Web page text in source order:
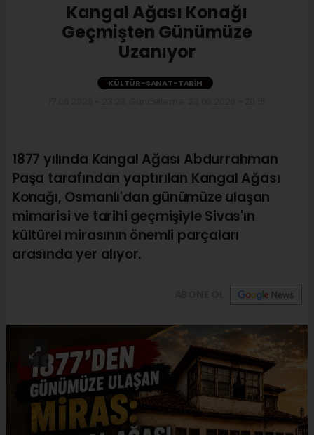
Kangal Ağası Konağı
Geçmişten Günümüze
Uzanıyor
KÜLTÜR-SANAT-TARIH
1877 yılında Kangal Ağası Abdurrahman
Paşa tarafından yaptırılan Kangal Ağası
Konağı, Osmanlı'dan günümüze ulaşan
mimarisi ve tarihi geçmişiyle Sivas'ın
kültürel mirasının önemli parçaları
arasında yer alıyor.